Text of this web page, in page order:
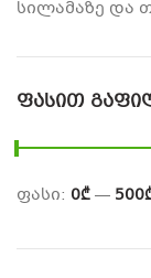
სილამაზე და
ᲤᲐᲡᲘᲗ
ფასი: 0₾—